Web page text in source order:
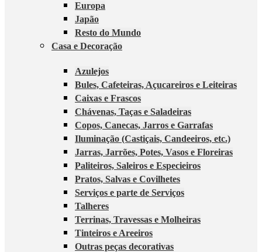
Europa
Japão
Resto do Mundo
Casa e Decoração
Azulejos
Bules, Cafeteiras, Açucareiros e Leiteiras
Caixas e Frascos
Chávenas, Taças e Saladeiras
Copos, Canecas, Jarros e Garrafas
Iluminação (Castiçais, Candeeiros, etc.)
Jarras, Jarrões, Potes, Vasos e Floreiras
Paliteiros, Saleiros e Especieiros
Pratos, Salvas e Covilhetes
Serviços e parte de Serviços
Talheres
Terrinas, Travessas e Molheiras
Tinteiros e Areeiros
Outras peças decorativas